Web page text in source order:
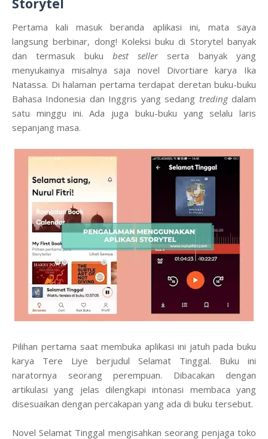
Storytel
Pertama kali masuk beranda aplikasi ini, mata saya
langsung berbinar, dong! Koleksi buku di Storytel banyak
dan termasuk buku best sellerserta banyak yang
menyukainya misalnya saja novel Divortiare karya Ika
Natassa. Di halaman pertama terdapat deretan buku-buku
Bahasa Indonesia dan Inggris yang sedang tredingdalam
satu minggu ini. Ada juga buku-buku yang selalu laris
sepanjang masa.
Pilihan pertama saat membuka aplikasi ini jatuh pada buku
karya Tere Liye berjudul Selamat Tinggal. Buku ini
naratornya seorang perempuan. Dibacakan dengan
artikulasi yang jelas dilengkapi intonasi membaca yang
disesuaikan dengan percakapan yang ada di buku tersebut.
Novel Selamat Tinggal mengisahkan seorang penjaga toko